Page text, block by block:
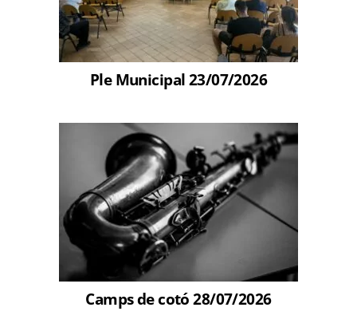
Ple Municipal 23/07/2026
Camps de cotó 28/07/2026